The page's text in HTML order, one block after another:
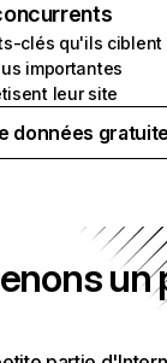
clés qu'ils ciblent
importantes
leur site
données
un